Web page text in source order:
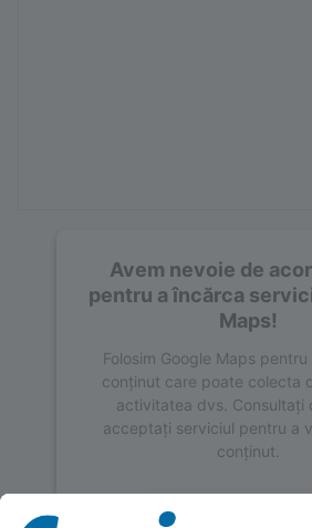
Avem nevoie de
pentru a încărca
Maps!
Folosim Google Maps
conținut care poate colecta
activitatea dvs. Consultați
acceptați serviciul pentru a
conținut.
Informații